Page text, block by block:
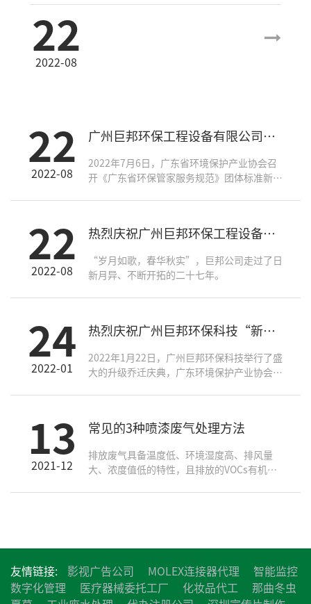
22
2022-08
22
2022-08
广州巨邦环保工程设备有限公司荣获《广东省环保管家服务规范》团体标准起草单位！
2022年7月6日，广东省环境保护产业协会召
开《广东省环保管家服务规范》团体标准新闻
22
2022-08
热烈庆祝广州巨邦环保工程设备有限公司成立27周年
“岁月如歌，春华秋实”，巨邦公司走过了日
新月异、不断开拓的二十七年。
24
2022-01
​热烈庆祝广州巨邦环保科技“新环境 新起点 新征程”升级乔迁庆典
2022年1月22日，广州巨邦环保科技举行了盛
大的升级乔迁庆典，广东环境保护产业协会秘
13
2021-12
常见的3种喷漆废气处理方法
​排放废气具备温度低、环境湿度高、排风量
大、浓度值低的特性，且排放的VOCs有机化
友情链接: 影视广告公司 MOLEX连接器代理
智能监控
数字化管理
医疗器械委托工厂 化妆品代工
那曲冬虫